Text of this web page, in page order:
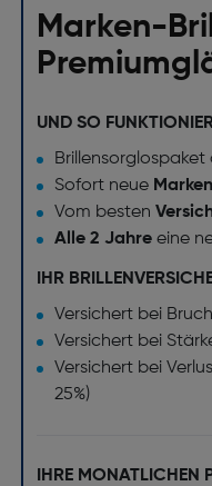
Marken-
UND SO
Brillensorglospaket
Sofort neue
Vom besten
Alle 2 Jahreeine
IHR
Versichert bei
Versichert bei
Versichert bei
25%)
IHRE MONATLICHEN